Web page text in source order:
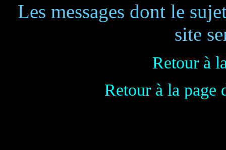
Les messages dont le
site
Retour à
Retour à la page